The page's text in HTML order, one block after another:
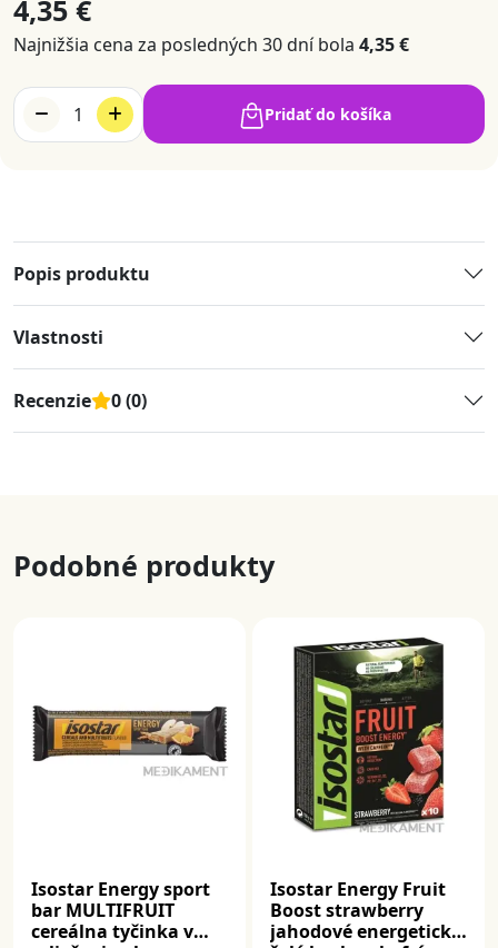
4,35 €
Najnižšia cena za posledných 30 dní bola 4,35 €
1 Pridať do košíka
Popis produktu
Vlastnosti
Recenzie 0 (0)
Podobné produkty
Isostar Energy sport
bar MULTIFRUIT
cereálna tyčinka v
Isostar Energy Fruit
Boost strawberry
jahodové energetické